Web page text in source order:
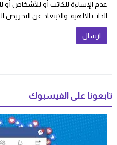
عدم الإساءة للكاتب أو للأشخاص أو
الذات الالهية. والابتعاد عن
تابعونا على الفيسبوك